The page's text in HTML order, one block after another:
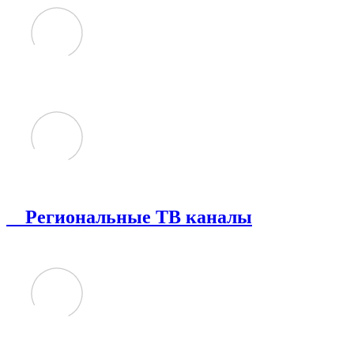
Региональные ТВ каналы